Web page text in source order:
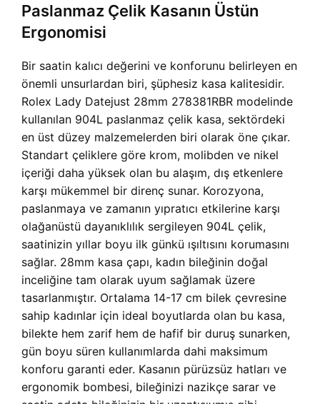
Paslanmaz Çelik Kasanın Üstün
Ergonomisi
Bir saatin kalıcı değerini ve konforunu belirleyen en
önemli unsurlardan biri, şüphesiz kasa kalitesidir.
Rolex Lady Datejust 28mm 278381RBR modelinde
kullanılan 904L paslanmaz çelik kasa, sektördeki
en üst düzey malzemelerden biri olarak öne çıkar.
Standart çeliklere göre krom, molibden ve nikel
içeriği daha yüksek olan bu alaşım, dış etkenlere
karşı mükemmel bir direnç sunar. Korozyona,
paslanmaya ve zamanın yıpratıcı etkilerine karşı
olağanüstü dayanıklılık sergileyen 904L çelik,
saatinizin yıllar boyu ilk günkü ışıltısını korumasını
sağlar. 28mm kasa çapı, kadın bileğinin doğal
inceliğine tam olarak uyum sağlamak üzere
tasarlanmıştır. Ortalama 14-17 cm bilek çevresine
sahip kadınlar için ideal boyutlarda olan bu kasa,
bilekte hem zarif hem de hafif bir duruş sunarken,
gün boyu süren kullanımlarda dahi maksimum
konforu garanti eder. Kasanın pürüzsüz hatları ve
ergonomik bombesi, bileğinizi nazikçe sarar ve